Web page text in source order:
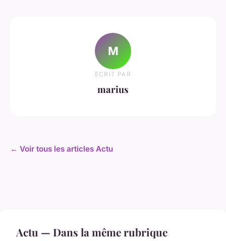
M
ECRIT PAR
marius
← Voir tous les articles Actu
Actu — Dans la même rubrique